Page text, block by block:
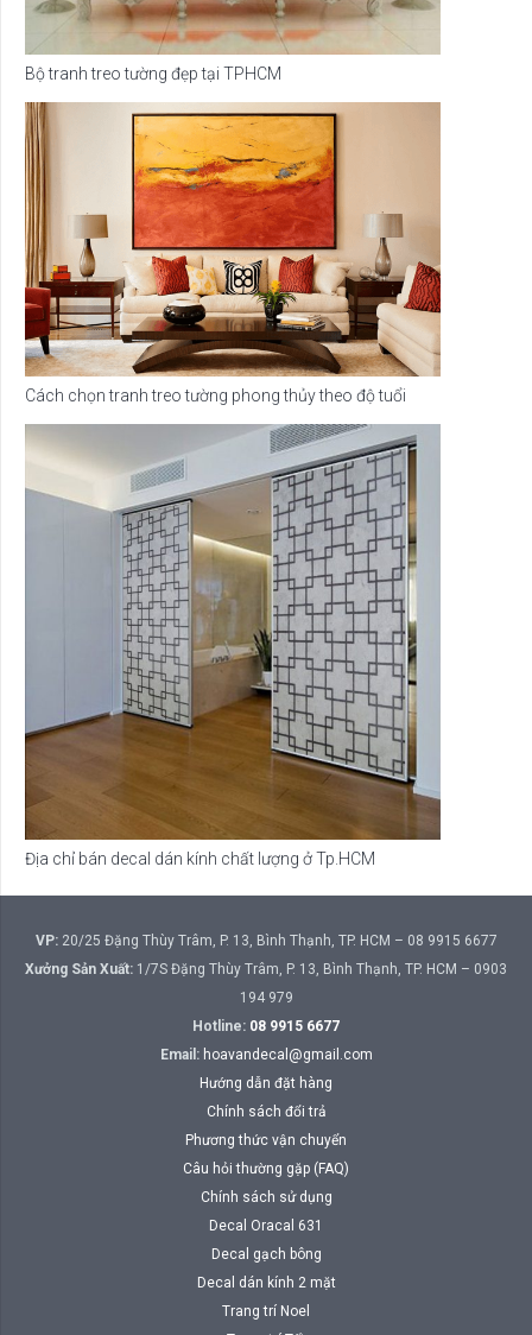
Bộ tranh treo tường đẹp tại TPHCM
Cách chọn tranh treo tường phong thủy theo độ tuổi
Địa chỉ bán decal dán kính chất lượng ở Tp.HCM
VP:20/25 Đặng Thùy Trâm, P. 13, Bình Thạnh, TP. HCM – 08 9915 6677
Xưởng Sản Xuất: 1/7S Đặng Thùy Trâm, P. 13, Bình Thạnh, TP. HCM – 0903
194 979
Hotline: 08 9915 6677
Email: hoavandecal@gmail.com
Hướng dẫn đặt hàng
Chính sách đổi trả
Phương thức vận chuyển
Câu hỏi thường gặp (FAQ)
Chính sách sử dụng
Decal Oracal 631
Decal gạch bông
Decal dán kính 2 mặt
Trang trí Noel